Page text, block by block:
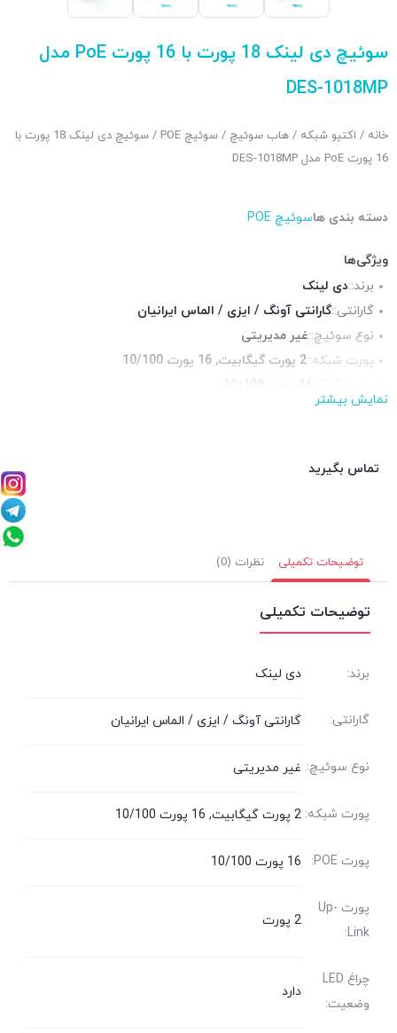
سوئیچ دی لینک 18 پورت با 16 پورت PoE مدل
DES-1018MP
خانه / اکتیو شبکه / هاب سوئیچ / سوئیچ POE
/ سوئیچ دی لینک 18 پورت با
16 پورت PoE مدل DES-1018MP
دسته بندی هاسوئیچ POE
ویژگی‌ها
برند::دی لینک
گارانتی::گارانتی آونگ / ایزی / الماس ایرانیان
نوع سوئیچ::غیر مدیریتی
پورت شبکه::2 پورت گیگابیت, 16 پورت 10/100
پورت Up-Link::
قابلیت نصب در رک::
نمایش بیشتر
تماس بگیرید
توضیحات تکمیلی نظرات (0)
توضیحات تکمیلی
برند: دی لینک
گارانتی: گارانتی آونگ / ایزی / الماس ایرانیان
نوع سوئیچ: غیر مدیریتی
پورت شبکه: 2 پورت گیگابیت, 16 پورت 10/100
پورت POE: 16 پورت 10/100
پورت Up-
Link:
2 پورت
چراغ LED
وضعیت:
دارد